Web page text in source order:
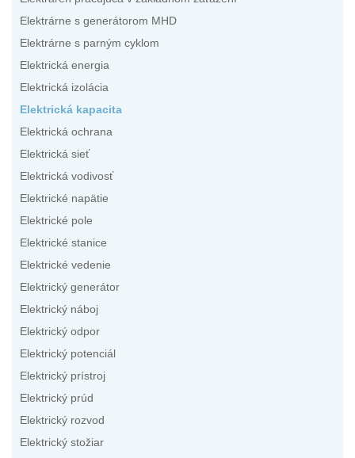
Elektrárne s generátorom MHD
Elektrárne s parným cyklom
Elektrická energia
Elektrická izolácia
Elektrická kapacita
Elektrická ochrana
Elektrická sieť
Elektrická vodivosť
Elektrické napätie
Elektrické pole
Elektrické stanice
Elektrické vedenie
Elektrický generátor
Elektrický náboj
Elektrický odpor
Elektrický potenciál
Elektrický prístroj
Elektrický prúd
Elektrický rozvod
Elektrický stožiar